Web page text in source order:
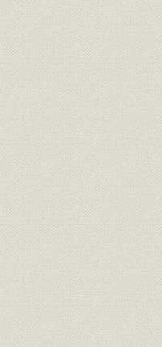
工業電化の進展
発電力の構成
電気事業者の構成
自家用発電の拡大
4 電力行政の展開
電気事業取締規則
全国発電水力調査
報賞契約と九州
第2節 九州における水
1 九州電気の成立